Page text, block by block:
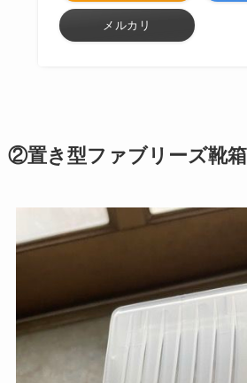
メルカリ
②置き型ファブリーズ靴